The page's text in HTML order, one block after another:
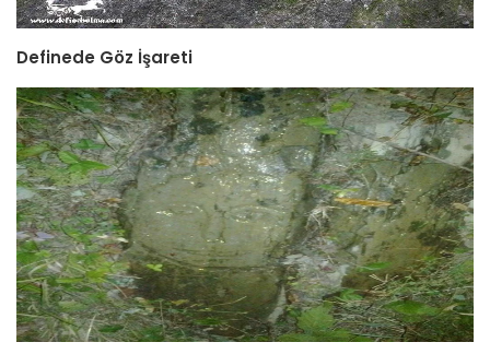
Definede Göz İşareti